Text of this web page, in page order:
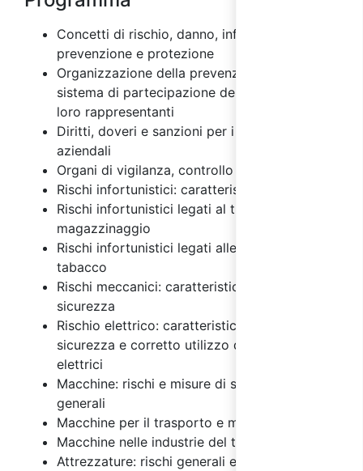
Concetti di rischio, danno, infortunio,
prevenzione e protezione
Organizzazione della prevenzione aziendale e
sistema di partecipazione dei lavoratori e dei
loro rappresentanti
Diritti, doveri e sanzioni per i vari soggetti
aziendali
Organi di vigilanza, controllo e assistenza
Rischi infortunistici: caratteristiche
Rischi infortunistici legati al trasporto e
magazzinaggio
Rischi infortunistici legati alle industrie del
tabacco
Rischi meccanici: caratteristiche e misure di
sicurezza
Rischio elettrico: caratteristiche, misure di
sicurezza e corretto utilizzo degli impianti
elettrici
Macchine: rischi e misure di sicurezza
generali
Macchine per il trasporto e magazzinaggio
Macchine nelle industrie del tabacco
Attrezzature: rischi generali e misure di